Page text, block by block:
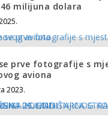
milijuna dolara
prve fotografije s
aviona
2023.